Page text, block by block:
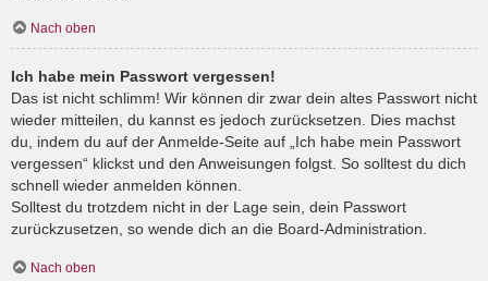
Nach oben
Ich habe mein Passwort vergessen!
Das ist nicht schlimm! Wir können dir zwar dein altes Passwort nicht
wieder mitteilen, du kannst es jedoch zurücksetzen. Dies machst
du, indem du auf der Anmelde-Seite auf „Ich habe mein Passwort
vergessen“ klickst und den Anweisungen folgst. So solltest du dich
schnell wieder anmelden können.
Solltest du trotzdem nicht in der Lage sein, dein Passwort
zurückzusetzen, so wende dich an die Board-Administration.
Nach oben